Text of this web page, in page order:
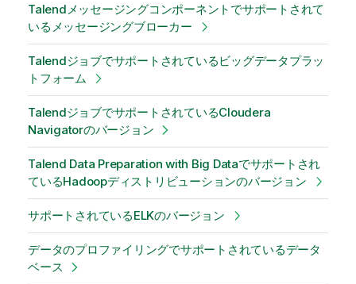
Talendメッセージングコンポーネントでサポートされて
いるメッセージングブローカー
Talendジョブでサポートされているビッグデータプラッ
トフォーム
TalendジョブでサポートされているCloudera
Navigatorのバージョン
Talend Data Preparation with Big Dataでサポートされ
ているHadoopディストリビューションのバージョン
サポートされているELKのバージョン
データのプロファイリングでサポートされているデータ
ベース